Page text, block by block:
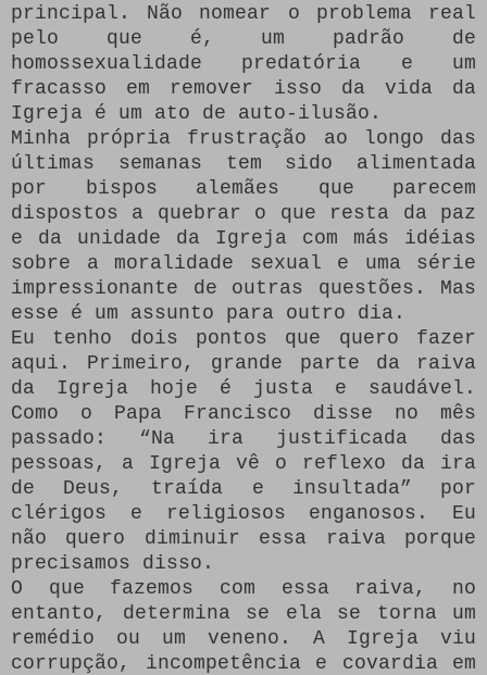
principal.
Não nomear o problema real
pelo que é, um padrão de
homossexualidade predatória e um
fracasso em remover isso da vida da
Igreja é um ato de auto-ilusão.
Minha própria frustração ao longo das
últimas semanas tem sido alimentada
por bispos alemães que parecem
dispostos a quebrar o que resta da paz
e da unidade da Igreja com más idéias
sobre a moralidade sexual e uma série
impressionante de outras questões.
Mas
esse é um assunto para outro dia.
Eu tenho dois pontos que quero fazer
aqui.
Primeiro, grande parte da raiva
da Igreja hoje é justa e saudável.
Como o Papa Francisco disse no mês
passado: “Na ira justificada das
pessoas, a Igreja vê o reflexo da ira
de Deus, traída e insultada” por
clérigos e religiosos enganosos.
Eu
não quero diminuir essa raiva porque
precisamos disso.
O que fazemos com essa raiva, no
entanto, determina se ela se torna um
remédio ou um veneno.
A Igreja viu
corrupção, incompetência e covardia em